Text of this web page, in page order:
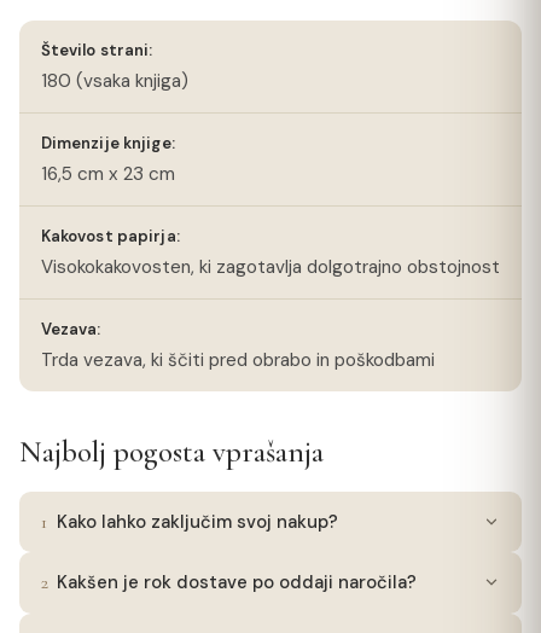
Število strani:
180 (vsaka knjiga)
Dimenzije knjige:
16,5 cm x 23 cm
Kakovost papirja:
Visokokakovosten, ki zagotavlja dolgotrajno obstojnost
Vezava:
Trda vezava, ki ščiti pred obrabo in poškodbami
Najbolj pogosta vprašanja
1 Kako lahko zaključim svoj nakup?
izberete to. Ko določite količino, uporabite gumb
2 Kakšen je rok dostave po oddaji naročila?